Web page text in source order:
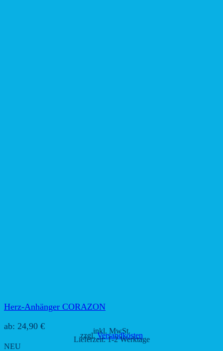
Herz-Anhänger CORAZON
ab: 24,90 € inkl. MwSt.
zzgl.Versandkosten
Lieferzeit:1-2 Werktage
NEU